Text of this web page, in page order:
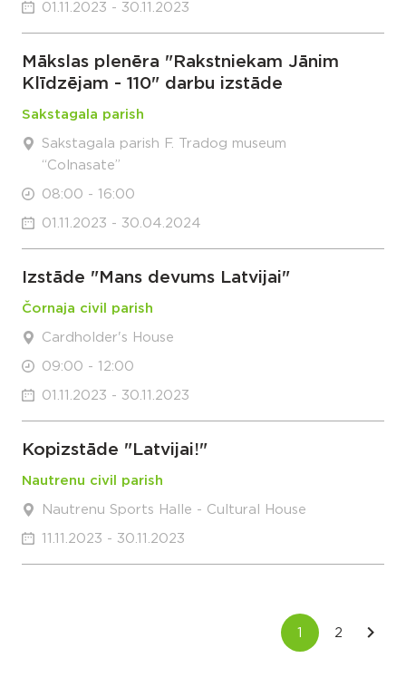
01.11.2023 - 30.11.2023
Mākslas plenēra "Rakstniekam Jānim
Klīdzējam - 110" darbu izstāde
Sakstagala parish
Sakstagala parish F. Tradog museum
“Colnasate”
08:00 - 16:00
01.11.2023 - 30.04.2024
Izstāde "Mans devums Latvijai"
Čornaja civil parish
Cardholder's House
09:00 - 12:00
01.11.2023 - 30.11.2023
Kopizstāde "Latvijai!"
Nautrenu civil parish
Nautrenu Sports Halle - Cultural House
11.11.2023 - 30.11.2023